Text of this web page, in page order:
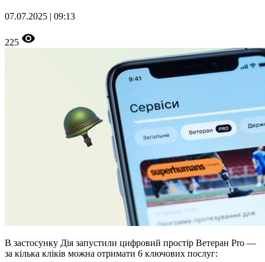
07.07.2025 | 09:13
225
В застосунку Дія запустили цифровий простір Ветеран Pro —
за кілька кліків можна отримати 6 ключових послуг: